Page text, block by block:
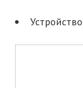
Устройство